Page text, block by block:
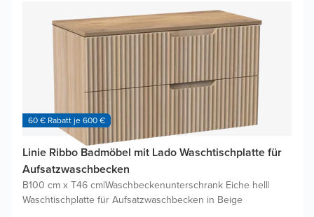
60 € Rabatt je 600 €
Linie Ribbo Badmöbel mit Lado Waschtischplatte für
Aufsatzwaschbecken
B100 cm x T46 cm|Waschbeckenunterschrank Eiche hell|
Waschtischplatte für Aufsatzwaschbecken in Beige